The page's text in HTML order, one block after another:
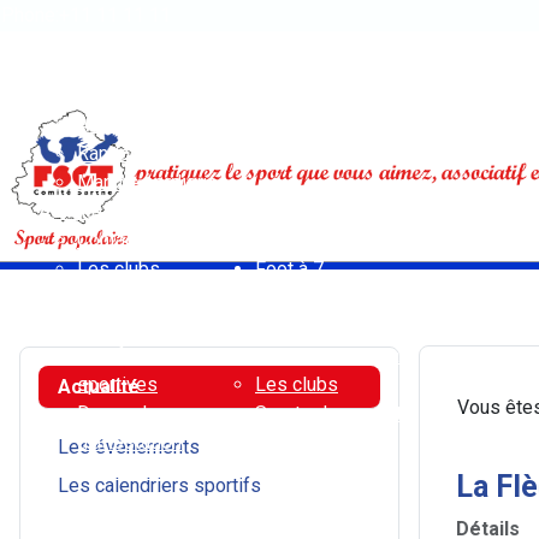
Athlétisme - Courses sur route - Cross-trail
Randonnée
Marche nordique
Activités vélo
Contact
Les clubs
manifestations
sportives
Demande
d'attestation
Règlements
Foot à 7
Sports de combat
Les clubs
Sports de raquette
Multisports
Actualité
Les évènements
Les calendriers sportifs
Vous
La
Détails